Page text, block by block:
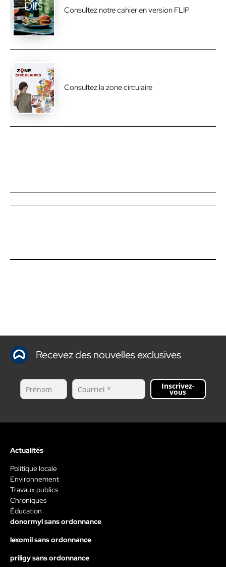
Consultez notre cahier en version FLIP
Consultez la zone circulaire
Recevez des nouvelles exclusives
Inscrivez-
vous
Actualités
Politique locale
Environnement
Travaux publics
Chroniques
Éducation
donormyl sans ordonnance
lexomil sans ordonnance
priligy sans ordonnance